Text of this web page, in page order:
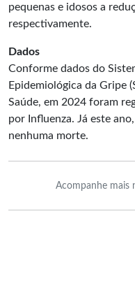
pequenas e idosos a
respectivamente.
Dados
Conforme dados do
Epidemiológica da Gripe
Saúde, em 2024 foram
por Influenza. Já este
nenhuma morte.
Acompanhe mais